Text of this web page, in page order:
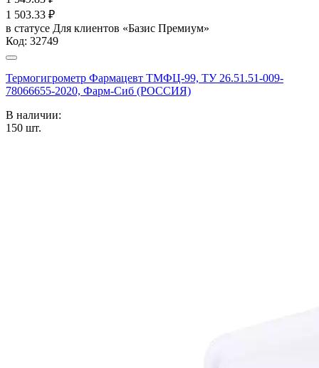
1 503.33 ₽
в статусе Для клиентов «Базис Премиум»
Код: 32749
Термогигрометр Фармацевт ТМФЦ-99, ТУ 26.51.51-009-
78066655-2020, Фарм-Сиб (РОССИЯ)
В наличии:
150 шт.